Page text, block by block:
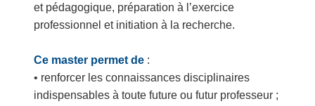
et pédagogique, préparation à l’exercice
professionnel et initiation à la recherche.
Ce master permet de :
• renforcer les connaissances disciplinaires
indispensables à toute future ou futur professeur ;